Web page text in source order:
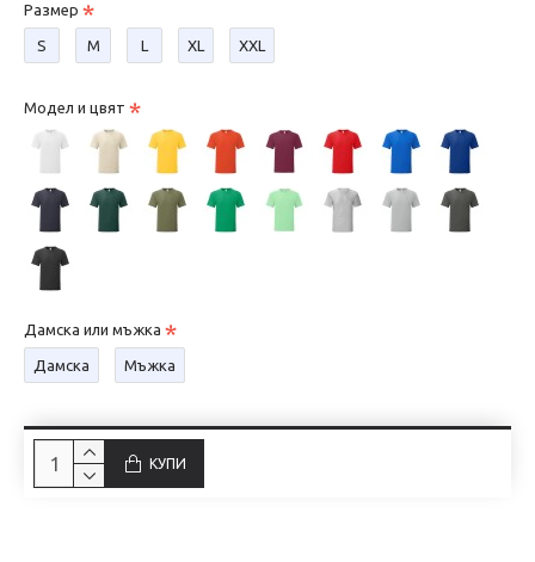
Размер
S М L XL XXL
Модел и цвят
Дамска или мъжка
Дамска Мъжка
КУПИ